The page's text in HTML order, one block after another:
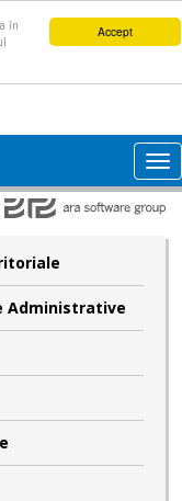
Accept
în
Administrative